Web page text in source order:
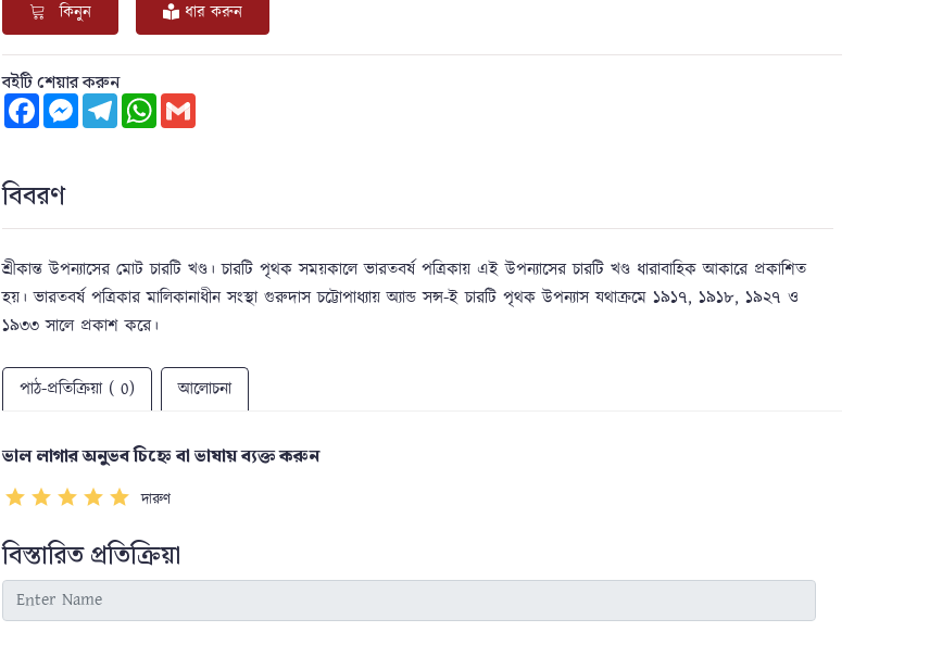
কিনুন ধার করুন
বইটি শেয়ার করুন
FacebookMessenger
TelegramWhatsApp
Gmail
বিবরণ
শ্রীকান্ত উপন্যাসের মোট চারটি খণ্ড। চারটি পৃথক সময়কালে ভারতবর্ষ পত্রিকায় এই উপন্যাসের চারটি খণ্ড ধারাবাহিক আকারে প্রকাশিত
হয়। ভারতবর্ষ পত্রিকার মালিকানাধীন সংস্থা গুরুদাস চট্টোপাধ্যায় অ্যান্ড সন্স-ই চারটি পৃথক উপন্যাস যথাক্রমে ১৯১৭, ১৯১৮, ১৯২৭ ও
১৯৩৩ সালে প্রকাশ করে।
পাঠ-প্রতিক্রিয়া ( 0) আলোচনা
ভাল লাগার অনুভব চিহ্নে বা ভাষায় ব্যক্ত করুন
দারুণ
বিস্তারিত প্রতিক্রিয়া